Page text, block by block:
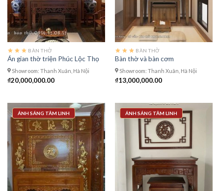
BÀN THỜ
Án gian thờ triện Phúc Lộc Thọ
Showroom: Thanh Xuân, Hà Nội
₫20,000,000.00
BÀN THỜ
Bàn thờ và bàn cơm
Showroom: Thanh Xuân, Hà Nội
₫13,000,000.00
ÁNH SÁNG TÂM LINH ÁNH SÁNG TÂM LINH